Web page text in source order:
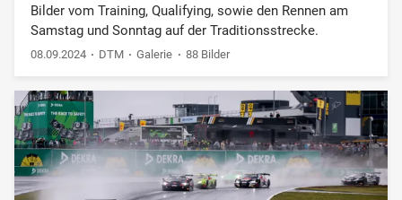
Bilder vom Training, Qualifying, sowie den Rennen am
Samstag und Sonntag auf der Traditionsstrecke.
08.09.2024 DTM Galerie 88 Bilder